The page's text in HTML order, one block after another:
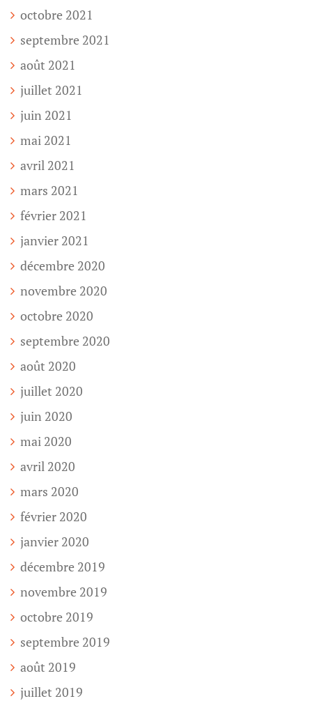
octobre 2021
septembre 2021
août 2021
juillet 2021
juin 2021
mai 2021
avril 2021
mars 2021
février 2021
janvier 2021
décembre 2020
novembre 2020
octobre 2020
septembre 2020
août 2020
juillet 2020
juin 2020
mai 2020
avril 2020
mars 2020
février 2020
janvier 2020
décembre 2019
novembre 2019
octobre 2019
septembre 2019
août 2019
juillet 2019